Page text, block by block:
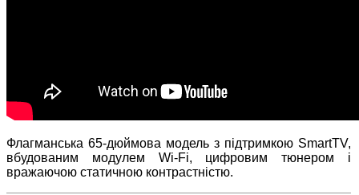
Флагманська 65-дюймова модель з підтримкою SmartTV,
вбудованим модулем Wi-Fi, цифровим тюнером і
вражаючою статичною контрастністю.